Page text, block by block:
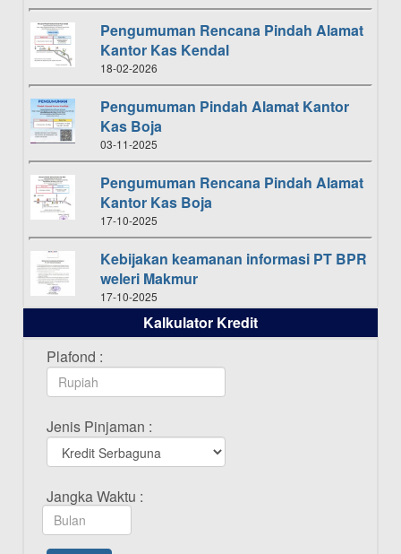
Pengumuman Rencana Pindah Alamat
Kantor Kas Kendal
18-02-2026
Pengumuman Pindah Alamat Kantor
Kas Boja
03-11-2025
Pengumuman Rencana Pindah Alamat
Kantor Kas Boja
17-10-2025
Kebijakan keamanan informasi PT BPR
weleri Makmur
17-10-2025
Daftar Pemenang Undian TAMASHA
Bulan Oktober 2025
16-10-2025
Bulan September 2025
20-09-2025
Daftar Pemenang Undian TAMASHA
Bulan Agustus 2025
Kalkulator Kredit
Plafond :
Jenis Pinjaman :
Jangka Waktu :